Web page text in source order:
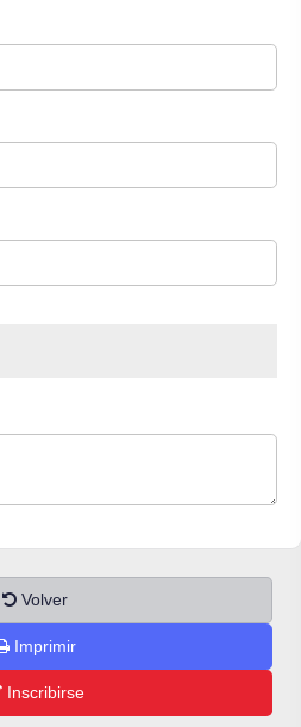
Volver
Imprimir
Inscribirse